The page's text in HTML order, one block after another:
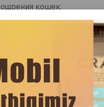
кошек.
и усилителей вкуса.
предотвращают
надолго остается